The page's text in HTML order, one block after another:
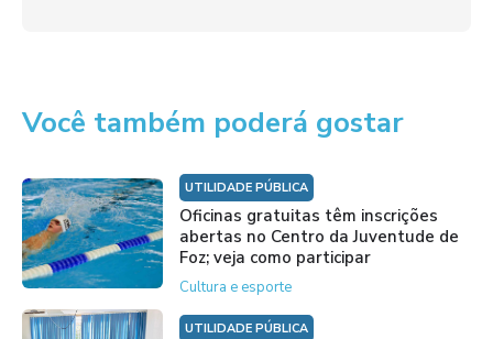
Você também poderá gostar
UTILIDADE PÚBLICA
Oficinas gratuitas têm inscrições
abertas no Centro da Juventude de
Foz; veja como participar
Cultura e esporte
UTILIDADE PÚBLICA